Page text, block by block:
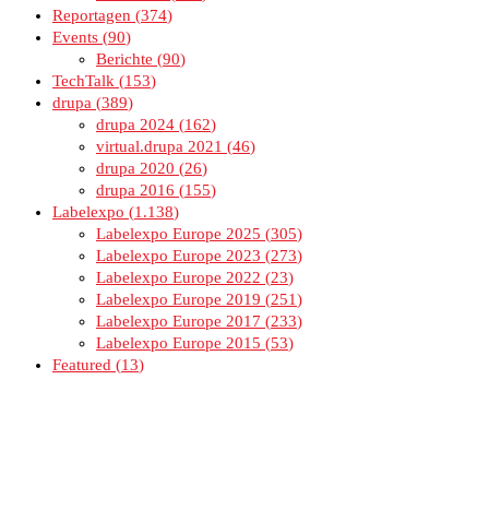
Reportagen
374
Events 90
Berichte
90
TechTalk
153
drupa 389
drupa 2024
162
virtual.drupa 2021
46
drupa 2020
26
drupa 2016
155
Labelexpo
1.138
Labelexpo Europe 2025
305
Labelexpo Europe 2023
273
Labelexpo Europe 2022
23
Labelexpo Europe 2019
251
Labelexpo Europe 2017
233
Labelexpo Europe 2015
53
Featured
13